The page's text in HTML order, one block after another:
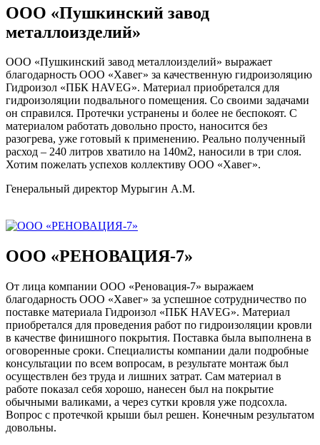
ООО «Пушкинский завод
металлоизделий»
ООО «Пушкинский завод металлоизделий» выражает
благодарность ООО «Хавег» за качественную гидроизоляцию
Гидроизол «ПБК HAVEG». Материал приобретался для
гидроизоляции подвального помещения. Со своими задачами
он справился. Протечки устранены и более не беспокоят. С
материалом работать довольно просто, наносится без
разогрева, уже готовый к применению. Реально полученный
расход – 240 литров хватило на 140м2, наносили в три слоя.
Хотим пожелать успехов коллективу ООО «Хавег».
Генеральный директор Мурыгин А.М.
ООО «РЕНОВАЦИЯ-7»
От лица компании ООО «Реновация-7» выражаем
благодарность ООО «Хавег» за успешное сотрудничество по
поставке материала Гидроизол «ПБК HAVEG». Материал
приобретался для проведения работ по гидроизоляции кровли
в качестве финишного покрытия. Поставка была выполнена в
оговоренные сроки. Специалисты компании дали подробные
консультации по всем вопросам, в результате монтаж был
осуществлен без труда и лишних затрат. Сам материал в
работе показал себя хорошо, нанесен был на покрытие
обычными валиками, а через сутки кровля уже подсохла.
Вопрос с протечкой крыши был решен. Конечным результатом
довольны.